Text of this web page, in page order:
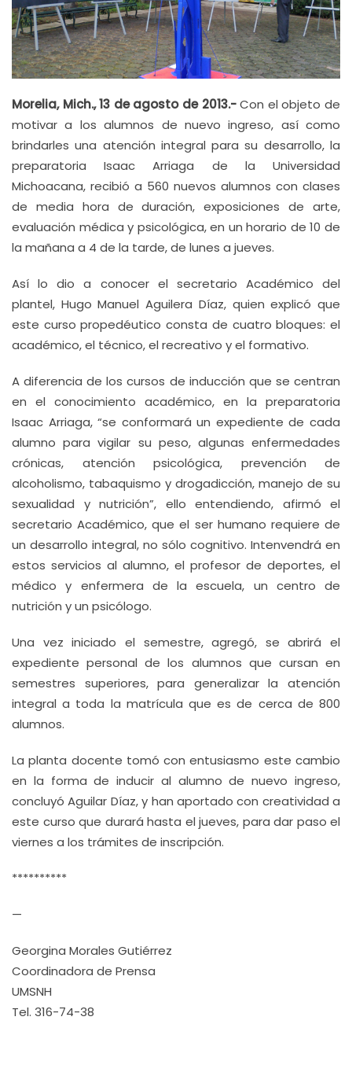
Morelia, Mich., 13 de agosto de 2013.-Con el objeto de
motivar a los alumnos de nuevo ingreso, así como
brindarles una atención integral para su desarrollo, la
preparatoria Isaac Arriaga de la Universidad
Michoacana, recibió a 560 nuevos alumnos con clases
de media hora de duración, exposiciones de arte,
evaluación médica y psicológica, en un horario de 10 de
la mañana a 4 de la tarde, de lunes a jueves.
Así lo dio a conocer el secretario Académico del
plantel, Hugo Manuel Aguilera Díaz, quien explicó que
este curso propedéutico consta de cuatro bloques: el
académico, el técnico, el recreativo y el formativo.
A diferencia de los cursos de inducción que se centran
en el conocimiento académico, en la preparatoria
Isaac Arriaga, “se conformará un expediente de cada
alumno para vigilar su peso, algunas enfermedades
crónicas, atención psicológica, prevención de
alcoholismo, tabaquismo y drogadicción, manejo de su
sexualidad y nutrición”, ello entendiendo, afirmó el
secretario Académico, que el ser humano requiere de
un desarrollo integral, no sólo cognitivo. Intenvendrá en
estos servicios al alumno, el profesor de deportes, el
médico y enfermera de la escuela, un centro de
nutrición y un psicólogo.
Una vez iniciado el semestre, agregó, se abrirá el
expediente personal de los alumnos que cursan en
semestres superiores, para generalizar la atención
integral a toda la matrícula que es de cerca de 800
alumnos.
La planta docente tomó con entusiasmo este cambio
en la forma de inducir al alumno de nuevo ingreso,
concluyó Aguilar Díaz, y han aportado con creatividad a
este curso que durará hasta el jueves, para dar paso el
viernes a los trámites de inscripción.
**********
—
Georgina Morales Gutiérrez
Coordinadora de Prensa
UMSNH
Tel. 316-74-38